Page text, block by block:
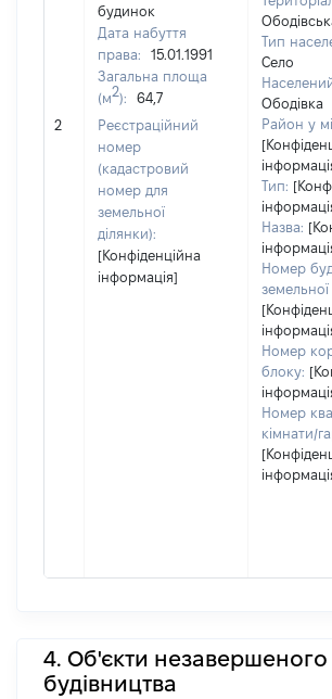
2
будинок
Дата набуття
права:
15.01.1991
Загальна площа
(м2):
64,7
Реєстраційний
номер
(кадастровий
номер для
земельної
ділянки):
[Конфіденційна
інформація]
Тип
Село
Ободівка
Район у
Тип:
Назва:
Номер
земельної
Номер
блоку:
Номер
кімнати/
4. Об'єкти незавершеного
будівництва